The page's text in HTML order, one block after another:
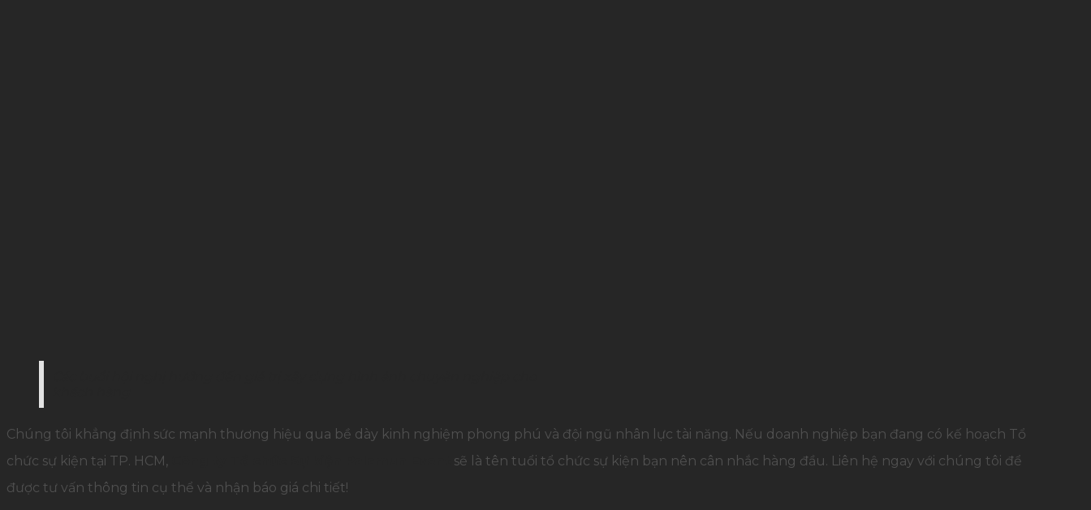
Chúng tôi khẳng định sức mạnh thương hiệu qua bề dày kinh nghiệm phong phú và đội ngũ nhân lực tài năng. Nếu doanh nghiệp bạn đang có kế hoạch Tổ
chức sự kiện tại TP. HCM,
sẽ là tên tuổi tổ chức sự kiện bạn nên cân nhắc hàng đầu. Liên hệ ngay với chúng tôi để
được tư vấn thông tin cụ thể và nhận báo giá chi tiết!